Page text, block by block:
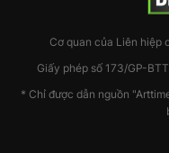
Cơ quan của Liên hiệp
Giấy phép số 173/GP-
* Chỉ được dẫn nguồn